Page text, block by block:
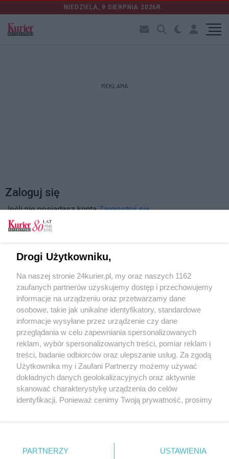
NIEDZIELA, 9 SIERPNIA 2026R.
REKLAMA
Zaloguj się
Jeśli nie posiadasz kontaZarejestruj się
Zapamiętać?
Zaloguj
Zapomniałem hasła
Copyright © 2022 Kurier Szczeciński sp. z o.o.
Drogi Użytkowniku,
Na naszej stronie 24kurier.pl, my oraz naszych 1162
zaufanych partnerów uzyskujemy dostęp i przechowujemy
informacje na urządzeniu oraz przetwarzamy dane
osobowe, takie jak unikalne identyfikatory, standardowe
informacje wysyłane przez urządzenie czy dane
przeglądania w celu zapewniania spersonalizowanych
reklam, wybór spersonalizowanych treści, pomiar reklam i
treści, badanie odbiorców oraz ulepszanie usług. Za zgodą
Użytkownika my i Zaufani Partnerzy możemy używać
dokładnych danych geolokalizacyjnych oraz aktywnie
skanować charakterystykę urządzenia do celów
identyfikacji. Ponieważ cenimy Twoją prywatność, prosimy
prywatności znajdujący się w lewym dolnym rogu strony
. Niektóre rodzaje przetwarzania danych nie wymagają
PARTNERZY USTAWIENIA